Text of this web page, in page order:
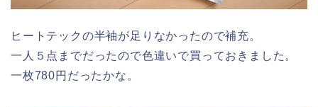
ヒートテックの半袖が足りなかったので補充。
一人５点までだったので色違いで買っておきました。
一枚780円だったかな。